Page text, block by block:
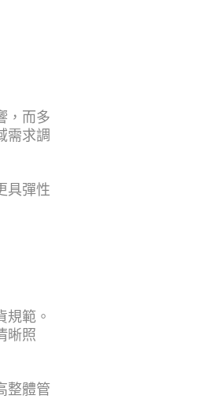
，而多
需求調
具彈性
規範。
晰照
整體管